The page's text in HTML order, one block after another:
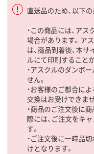
直送品のため、以下
・この商品には、ア
場合があります。ア
は、商品到着後、本
ルにて印刷すること
・アスクルのダンボ
せん。
・お客様のご都合によ
交換はお受けできませ
・商品のご注文後に
際には、ご注文をキ
す。
・ご注文後に一時品
けとなります。